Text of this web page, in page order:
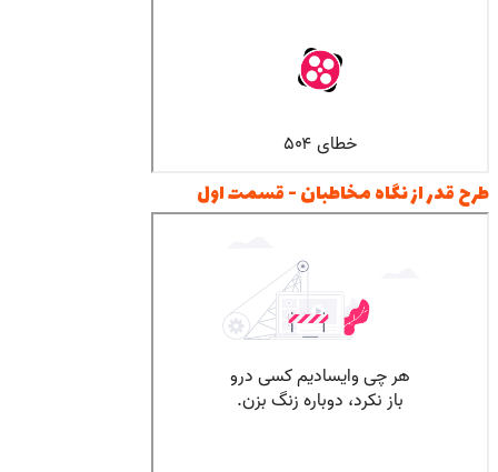
طرح قدر از نگاه مخاطبان - قسمت اول